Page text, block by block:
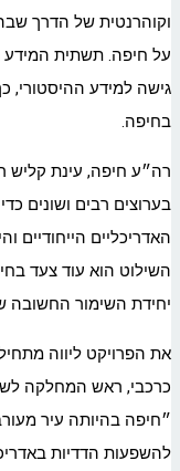
וקוהרנטית של הדרך
על חיפה. תשתית המידע
גישה למידע ההיסטורי,
בחיפה.
רה״ע חיפה, עינת קליש
בערוצים רבים ושונים
האדריכליים הייחודיים
השילוט הוא עוד צעד
יחידת השימור החשובה
את הפרויקט ליווה
כרכבי, ראש המחלקה
״חיפה בהיותה עיר
להשפעות הדדיות